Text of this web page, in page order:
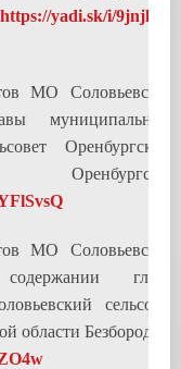
https://yadi.sk/i/9jnjl4R-
МО Соловьевский
муниципального
Оренбургского
МО Соловьевский
главы
сельсовет
области Безбородова